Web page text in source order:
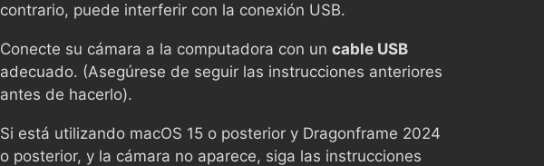
contrario, puede interferir con la conexión USB.
Conecte su cámara a la computadora con un cable USB
adecuado. (Asegúrese de seguir las instrucciones anteriores
antes de hacerlo).
Si está utilizando macOS 15 o posterior y Dragonframe 2024
o posterior, y la cámara no aparece, siga las instrucciones